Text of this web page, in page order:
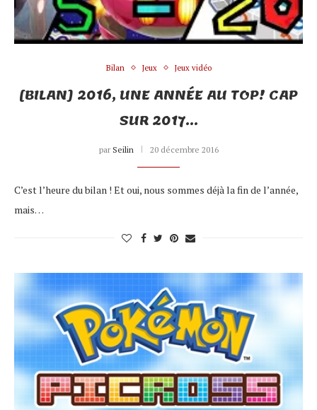
Bilan Jeux Jeux vidéo
[BILAN] 2016, UNE ANNÉE AU TOP! CAP
SUR 2017…
par Seilin 20 décembre 2016
C’est l’heure du bilan ! Et oui, nous sommes déjà la fin de l’année,
mais…